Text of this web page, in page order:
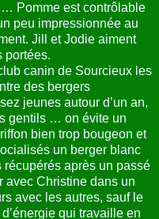
Pomme est contrôlable
peu impressionnée au
Jill et Jodie aiment
portées.
canin de Sourcieux les
des bergers
jeunes autour d’un an,
gentils … on évite un
bien trop bougeon et
un berger blanc
après un passé
avec Christine dans un
avec les autres, sauf le
qui travaille en